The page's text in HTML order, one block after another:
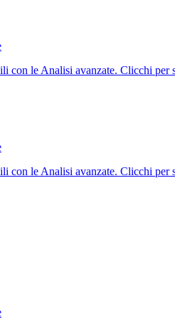
con le Analisi avanzate. Clicchi per
con le Analisi avanzate. Clicchi per